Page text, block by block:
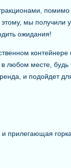
помимо
мы получили
ожидания!
контейнере
любом месте, будь
и подойдет
и прилегающая горка